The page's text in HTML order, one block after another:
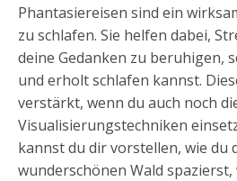
Phantasiereisen sind ein
zu schlafen. Sie helfen dabei,
deine Gedanken zu beruhigen,
und erholt schlafen kannst.
verstärkt, wenn du auch noch
Visualisierungstechniken
kannst du dir vorstellen, wie du
wunderschönen Wald